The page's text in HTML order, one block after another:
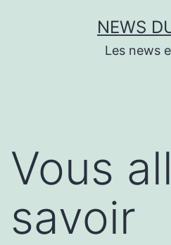
NEWS
Les news
Vous
savoir